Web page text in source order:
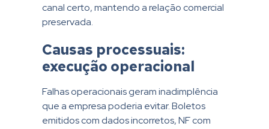
canal certo, mantendo a relação comercial
preservada.
Causas processuais:
execução operacional
Falhas operacionais geram inadimplência
que a empresa poderia evitar. Boletos
emitidos com dados incorretos, NF com